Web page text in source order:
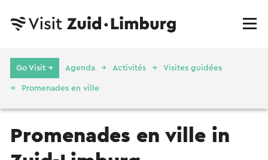
Go Visit → Agenda Activités Visites guidées
Promenades en ville
Promenades en ville in